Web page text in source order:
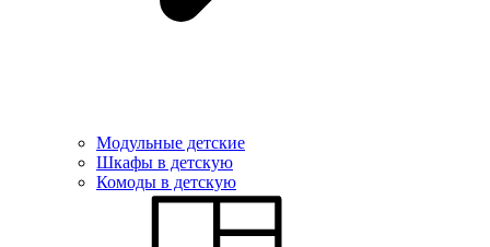
Модульные детские
Шкафы в детскую
Комоды в детскую